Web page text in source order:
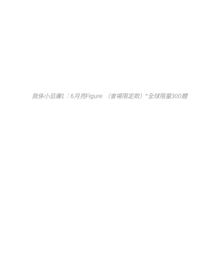
我係小忌廉1：6月亮Figure （會場限定款）*全球限量300體